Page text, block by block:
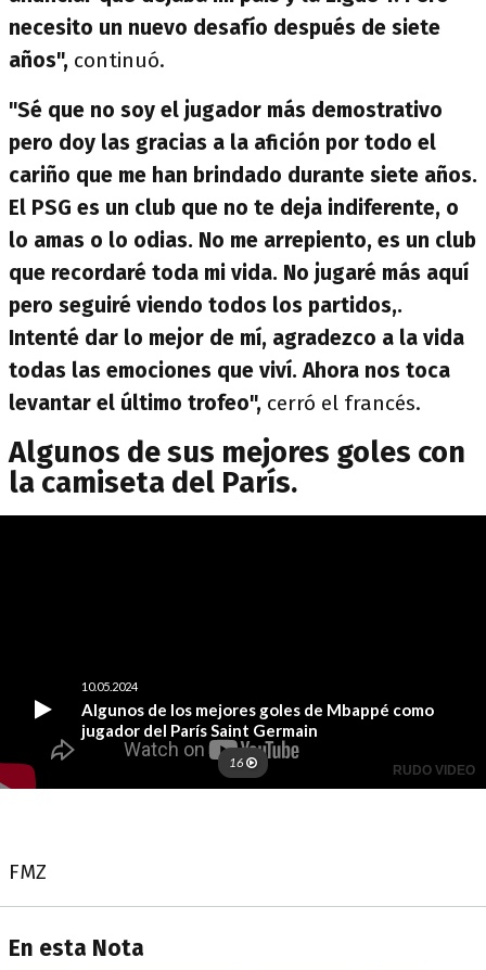
necesito un nuevo desafío después de siete
años", continuó.
"Sé que no soy el jugador más demostrativo
pero doy las gracias a la afición por todo el
cariño que me han brindado durante siete años.
El PSG es un club que no te deja indiferente, o
lo amas o lo odias. No me arrepiento, es un club
que recordaré toda mi vida. No jugaré más aquí
pero seguiré viendo todos los partidos,.
Intenté dar lo mejor de mí, agradezco a la vida
todas las emociones que viví. Ahora nos toca
levantar el último trofeo", cerró el francés.
Algunos de sus mejores goles con
la camiseta del París.
FMZ
En esta Nota